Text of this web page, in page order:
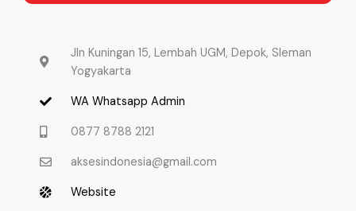
f
m
Jln Kuningan 15, Lembah UGM, Depok, Sleman
Yogyakarta
WA Whatsapp Admin
0877 8788 2121
aksesindonesia@gmail.com
Website